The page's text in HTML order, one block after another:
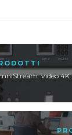
video 4K